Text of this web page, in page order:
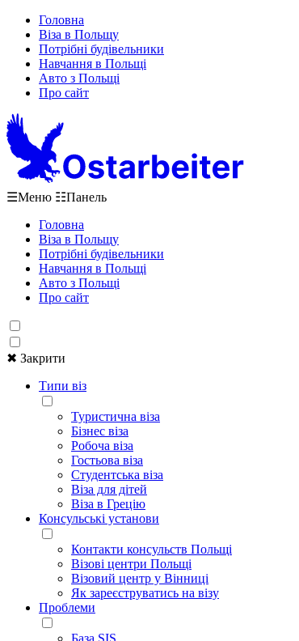
Головна
Віза в Польщу
Потрібні будівельники
Навчання в Польщі
Авто з Польщі
Про сайт
☰Меню ☷Панель
Головна
Віза в Польщу
Потрібні будівельники
Навчання в Польщі
Авто з Польщі
Про сайт
✖ Закрити
Типи віз
Туристична віза
Бізнес віза
Робоча віза
Гостьова віза
Студентська віза
Віза для дітей
Віза в Грецію
Консульські установи
Контакти консульств Польщі
Візові центри Польщі
Візовий центр у Вінниці
Як зареєструватись на візу
Проблеми
База SIS